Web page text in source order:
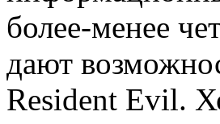
более-менее
дают
Resident Evil.